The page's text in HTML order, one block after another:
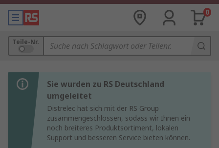
0
Teile-Nr.
Sie wurden zu RS Deutschland
umgeleitet
Distrelec hat sich mit der RS Group
zusammengeschlossen, sodass wir Ihnen ein
noch breiteres Produktsortiment, lokalen
Support und besseren Service bieten können.